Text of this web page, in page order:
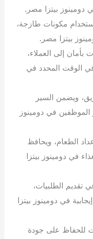
دومينوز بيتزا مصر.
مكونات طازجة،
بيتزا مصر.
بأمان إلى العملاء،
الوقت المحدد في
ويضمن السير
في دومينوز
الطعام، ويحافظ
في دومينوز بيتزا
تقديم الطلبيات،
في دومينوز بيتزا
للحفاظ على جودة